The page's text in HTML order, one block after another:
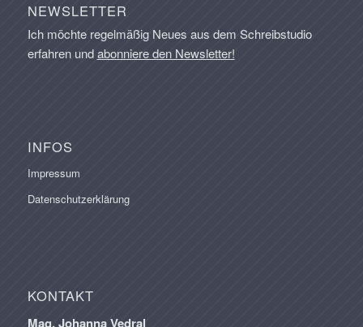
NEWSLETTER
Ich möchte regelmäßig Neues aus dem Schreibstudio
erfahren undabonniere den Newsletter!
INFOS
Impressum
Datenschutzerklärung
KONTAKT
Mag. Johanna Vedral